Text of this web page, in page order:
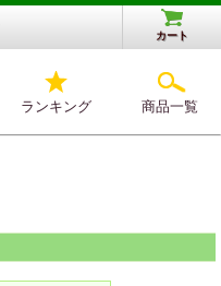
カート
ランキング 商品一覧